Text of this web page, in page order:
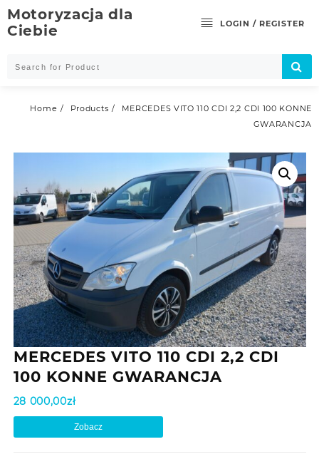
Skip
to
content
Motoryzacja dla
Ciebie
LOGIN / REGISTER
Home Products
MERCEDES VITO 110 CDI 2,2 CDI 100 KONNE
GWARANCJA
MERCEDES VITO 110 CDI 2,2 CDI
100 KONNE GWARANCJA
28 000,00zł
Zobacz